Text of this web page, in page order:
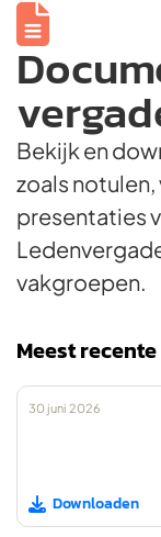

Bekijk en
zoals
presentaties
vakgroepen.
Meest
30 juni 2026
 Downloaden